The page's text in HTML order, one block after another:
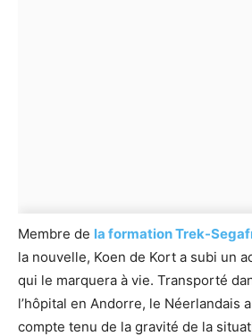
Membre de la formation Trek-
la nouvelle, Koen de Kort a subi un
qui le marquera à vie. Transporté
l’hôpital en Andorre, le Néerlandais
compte tenu de la gravité de la